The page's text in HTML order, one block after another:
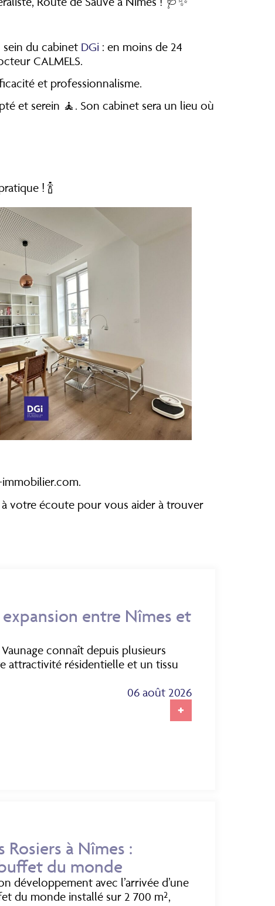
sein du cabinet DGi : en moins de 24
CALMELS.
et professionnalisme.
et serein 🧘. Son cabinet sera un lieu où
! 🍾
à votre écoute pour vous aider à trouver
entre Nîmes et
connaît depuis plusieurs
attractivité résidentielle et un tissu
06 août 2026
+
à Nîmes :
du monde
développement avec l’arrivée d’une
du monde installé sur 2 700 m²,